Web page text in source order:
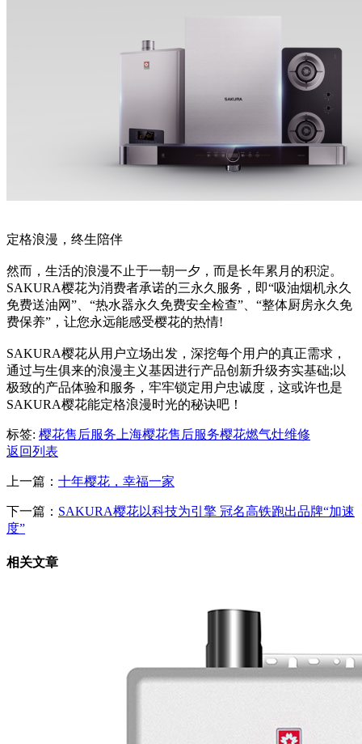
定格浪漫，终生陪伴
然而，生活的浪漫不止于一朝一夕，而是长年累月的积淀。
SAKURA樱花为消费者承诺的三永久服务，即“吸油烟机永久
免费送油网”、“热水器永久免费安全检查”、“整体厨房永久免
费保养”，让您永远能感受樱花的热情!
SAKURA樱花从用户立场出发，深挖每个用户的真正需求，
通过与生俱来的浪漫主义基因进行产品创新升级夯实基础;以
极致的产品体验和服务，牢牢锁定用户忠诚度，这或许也是
SAKURA樱花能定格浪漫时光的秘诀吧！
标签: 樱花售后服务 上海樱花售后服务樱花燃气灶维修
返回列表
上一篇： 十年樱花，幸福一家
下一篇： SAKURA樱花以科技为引擎 冠名高铁跑出品牌“加速
度”
相关文章